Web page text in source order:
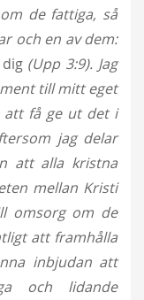
de fattiga, så
och en av dem:
(Upp 3:9). Jag
till mitt eget
att få ge ut det i
jag delar
att alla kristna
mellan Kristi
omsorg om de
att framhålla
inbjudan att
och lidande